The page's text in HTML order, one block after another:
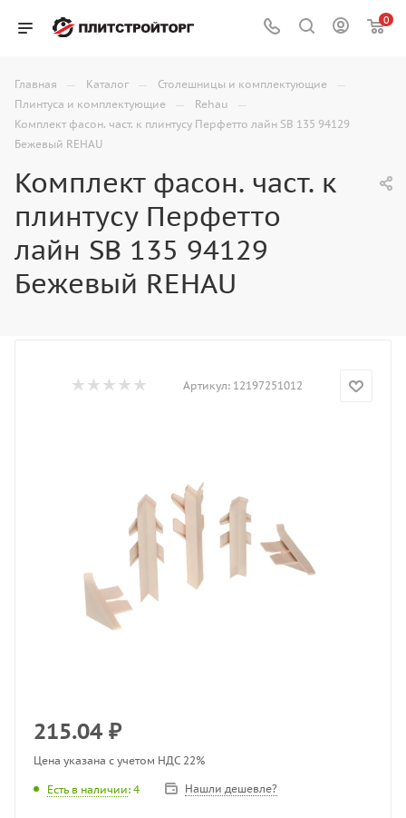
0
Главная — Каталог — Столешницы и комплектующие —
Плинтуса и комплектующие — Rehau —
Комплект фасон. част. к плинтусу Перфетто лайн SB 135 94129
Бежевый REHAU
Комплект фасон. част. к
плинтусу Перфетто
лайн SB 135 94129
Бежевый REHAU
Артикул: 12197251012
215.04 ₽
Цена указана с учетом НДС 22%
Есть в наличии: 4 Нашли дешевле?